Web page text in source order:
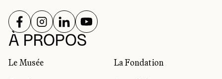
À PROPOS
Le Musée
La Fondation
RÉSEAUX SOCIAUX
SUIVEZ-NOUS SUR
SUIVEZ-NOUS SUR
SUIVEZ-NOUS SUR
SUIVEZ-NOUS SUR